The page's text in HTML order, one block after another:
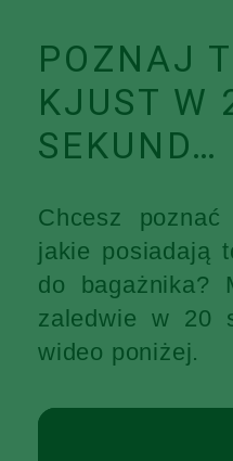
POZNAJ
KJUST W
SEKUND…
Chcesz
jakie posiadają
do bagażnika?
zaledwie w 20
wideo poniżej.